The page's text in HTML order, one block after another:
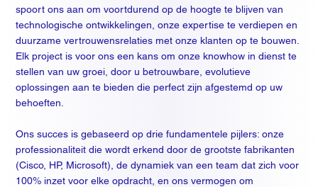
spoort ons aan om voortdurend op de hoogte te blijven van
technologische ontwikkelingen, onze expertise te verdiepen en
duurzame vertrouwensrelaties met onze klanten op te bouwen.
Elk project is voor ons een kans om onze knowhow in dienst te
stellen van uw groei, door u betrouwbare, evolutieve
oplossingen aan te bieden die perfect zijn afgestemd op uw
behoeften.
Ons succes is gebaseerd op drie fundamentele pijlers: onze
professionaliteit die wordt erkend door de grootste fabrikanten
(Cisco, HP, Microsoft), de dynamiek van een team dat zich voor
100% inzet voor elke opdracht, en ons vermogen om